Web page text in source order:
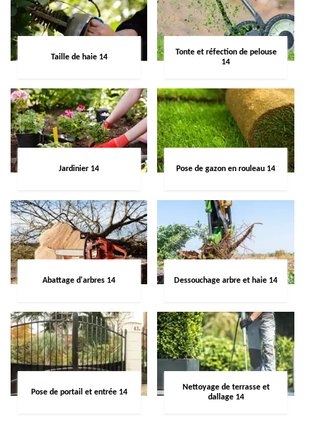
Taille de haie 14
Tonte et réfection de pelouse
14
Jardinier 14 Pose de gazon en rouleau 14
Abattage d'arbres 14 Dessouchage arbre et haie 14
Pose de portail et entrée 14
Nettoyage de terrasse et
dallage 14